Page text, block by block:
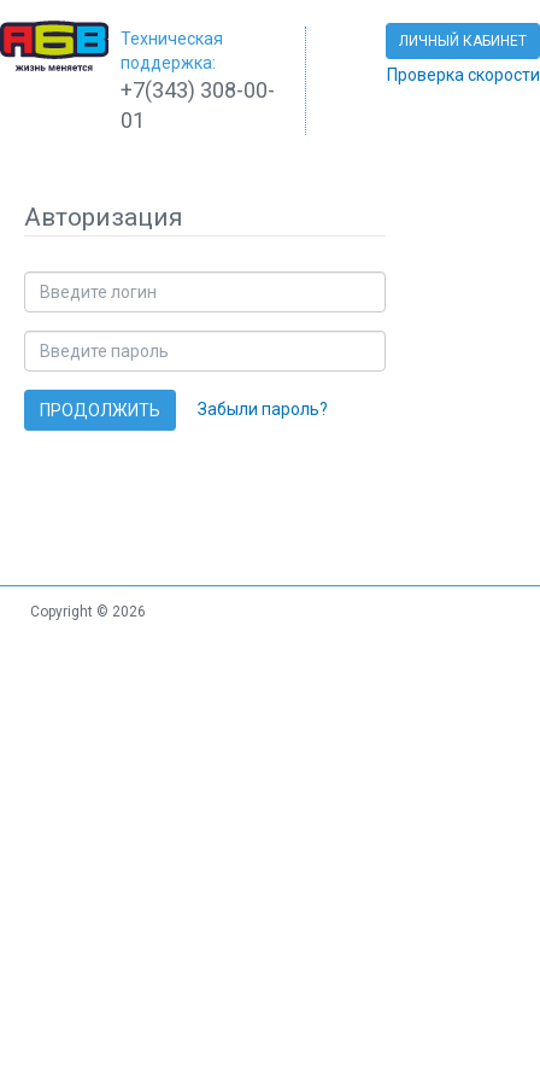
Техническая
поддержка:
+7(343) 308-00-
01
ЛИЧНЫЙ КАБИНЕТ
Проверка скорости
Авторизация
ПРОДОЛЖИТЬ Забыли пароль?
Copyright © 2026